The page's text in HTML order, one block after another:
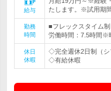
給与
たします。※試用期
勤務
時間
■フレックスタイム
労働時間：7.5時間※
休日
休暇
◇完全週休2日制（
◇有給休暇